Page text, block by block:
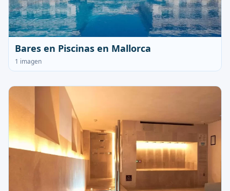
Bares en Piscinas en Mallorca
1 imagen